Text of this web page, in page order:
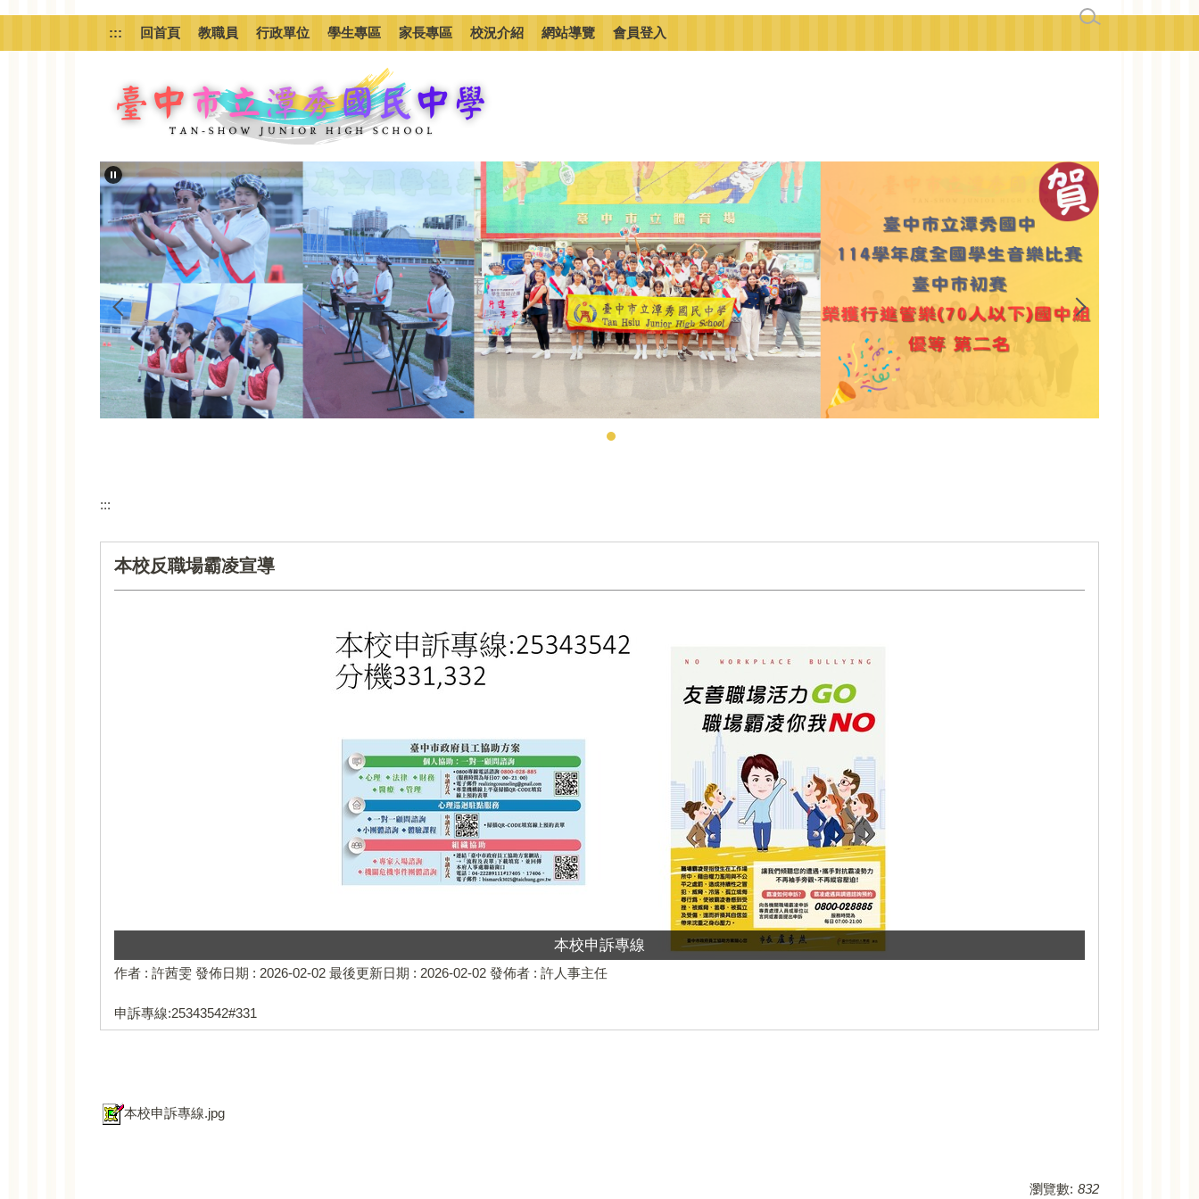
跳
主
::: 回首頁 教職員 行政單位 學生專區 家長專區 校況介紹 網站導覽 會員登入
:::
本校反職場霸凌宣導
本校申訴專線
作者 : 許茜雯 發佈日期 : 2026-02-02 最後更新日期 : 2026-02-02 發佈者 : 許人事主任
申訴專線:25343542#331
本校申訴專線.jpg
瀏覽數: 832